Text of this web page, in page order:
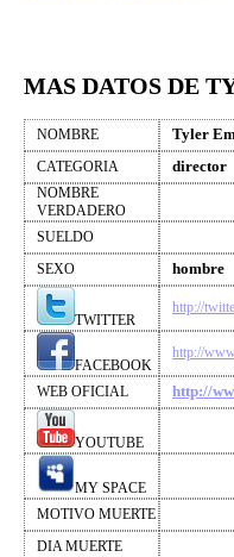
MAS DATOS DE
NOMBRE Tyler
CATEGORIA director
NOMBRE
VERDADERO
SUELDO
SEXO
hombre
TWITTER
http://
FACEBOOK
http://
WEB OFICIAL http://
YOUTUBE
MY SPACE
MOTIVO MUERTE
DIA MUERTE